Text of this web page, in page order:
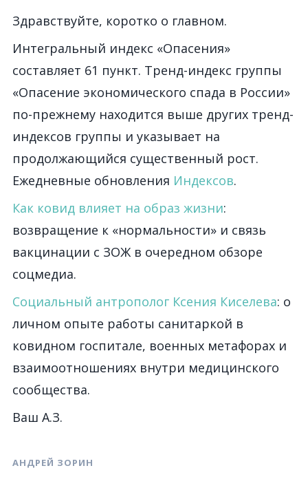
Здравствуйте, коротко о главном.
Интегральный индекс «Опасения»
составляет 61 пункт. Тренд-индекс группы
«Опасение экономического спада в России»
по-прежнему находится выше других тренд-
индексов группы и указывает на
продолжающийся существенный рост.
Ежедневные обновления Индексов.
Как ковид влияет на образ жизни:
возвращение к «нормальности» и связь
вакцинации с ЗОЖ в очередном обзоре
соцмедиа.
Социальный антрополог Ксения Киселева: о
личном опыте работы санитаркой в
ковидном госпитале, военных метафорах и
взаимоотношениях внутри медицинского
сообщества.
Ваш А.З.
АНДРЕЙ ЗОРИН